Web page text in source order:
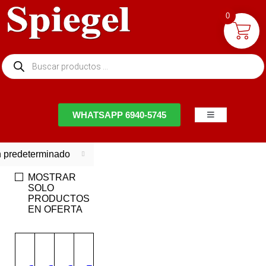
WHATSAPP 6940-5745
predeterminado
MOSTRAR
SOLO
PRODUCTOS
EN OFERTA
0